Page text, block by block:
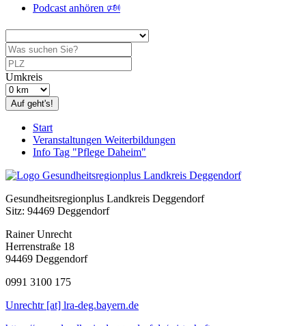
Podcast anhören 🕬
Umkreis
Auf geht's!
Start
Veranstaltungen Weiterbildungen
Info Tag "Pflege Daheim"
Gesundheitsregionplus Landkreis Deggendorf
Sitz: 94469 Deggendorf
Rainer Unrecht
Herrenstraße 18
94469 Deggendorf
0991 3100 175
Unrechtr [at] lra-deg.bayern.de